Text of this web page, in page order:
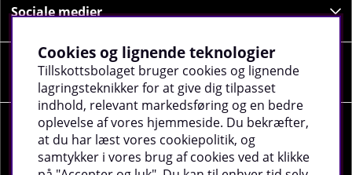
Sociale medier
Virksomhedsoplysninger
Cookies og lignende teknologier
Tillskottsbolaget bruger cookies og lignende
lagringsteknikker for at give dig tilpasset
indhold, relevant markedsføring og en bedre
oplevelse af vores hjemmeside. Du bekræfter,
at du har læst vores cookiepolitik, og
samtykker i vores brug af cookies ved at klikke